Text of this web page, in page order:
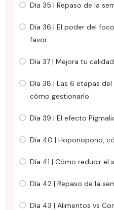
Día 35 | Repaso de la
Día 36 | El poder del
favor
Día 37 | Mejora tu
Día 38 | Las 6 etapas
cómo gestionarlo
Día 39 | El efecto
Día 40 | Hoponopono,
Día 41 | Cómo reducir
Día 42 | Repaso de la
Día 43 | Alimentos vs